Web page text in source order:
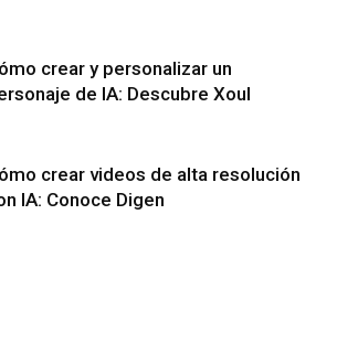
crear y personalizar un
de IA: Descubre Xoul
crear videos de alta resolución
IA: Conoce Digen